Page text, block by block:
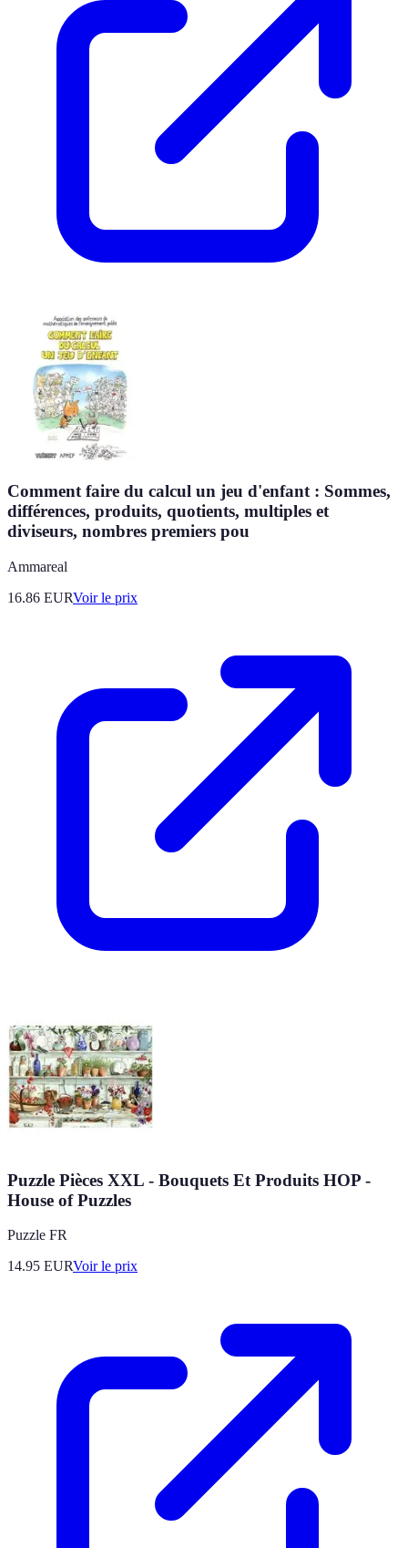
Comment faire du calcul un jeu d'enfant : Sommes,
différences, produits, quotients, multiples et
diviseurs, nombres premiers pou
Ammareal
16.86 EURVoir le prix
Puzzle Pièces XXL - Bouquets Et Produits HOP -
House of Puzzles
Puzzle FR
14.95 EURVoir le prix